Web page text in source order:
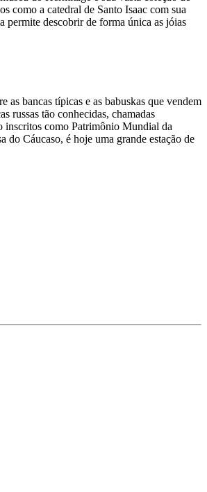
como a catedral de Santo Isaac com sua
permite descobrir de forma única as jóias
as bancas típicas e as babuskas que vendem
russas tão conhecidas, chamadas
inscritos como Patrimônio Mundial da
Cáucaso, é hoje uma grande estação de